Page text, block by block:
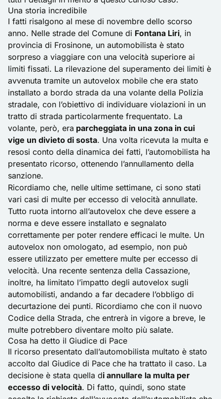
Una storia incredibile
I fatti risalgono al mese di novembre dello scorso
anno. Nelle strade del Comune di Fontana Liri, in
provincia di Frosinone, un automobilista è stato
sorpreso a viaggiare con una velocità superiore ai
limiti fissati. La rilevazione del superamento dei limiti è
avvenuta tramite un autovelox mobile che era stato
installato a bordo strada da una volante della Polizia
stradale, con l’obiettivo di individuare violazioni in un
tratto di strada particolarmente frequentato. La
volante, però, era parcheggiata in una zona in cui
vige un divieto di sosta. Una volta ricevuta la multa e
resosi conto della dinamica dei fatti, l’automobilista ha
presentato ricorso, ottenendo l’annullamento della
sanzione.
Ricordiamo che, nelle ultime settimane, ci sono stati
vari casi di multe per eccesso di velocità annullate.
Tutto ruota intorno all’autovelox che deve essere a
norma e deve essere installato e segnalato
correttamente per poter rendere efficaci le multe. Un
autovelox non omologato, ad esempio, non può
essere utilizzato per emettere multe per eccesso di
velocità. Una recente sentenza della Cassazione,
inoltre, ha limitato l’impatto degli autovelox sugli
automobilisti, andando a far decadere l’obbligo di
decurtazione dei punti. Ricordiamo che con il nuovo
Codice della Strada, che entrerà in vigore a breve, le
multe potrebbero diventare molto più salate.
Cosa ha detto il Giudice di Pace
Il ricorso presentato dall’automobilista multato è stato
accolto dal Giudice di Pace che ha trattato il caso. La
decisione è stata quella di annullare la multa per
eccesso di velocità. Di fatto, quindi, sono state